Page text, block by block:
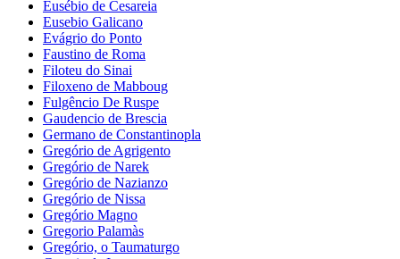
Eusébio de Cesareia
Eusebio Galicano
Evágrio do Ponto
Faustino de Roma
Filoteu do Sinai
Filoxeno de Mabboug
Fulgêncio De Ruspe
Gaudencio de Brescia
Germano de Constantinopla
Gregório de Agrigento
Gregório de Narek
Gregório de Nazianzo
Gregório de Nissa
Gregório Magno
Gregorio Palamàs
Gregório, o Taumaturgo